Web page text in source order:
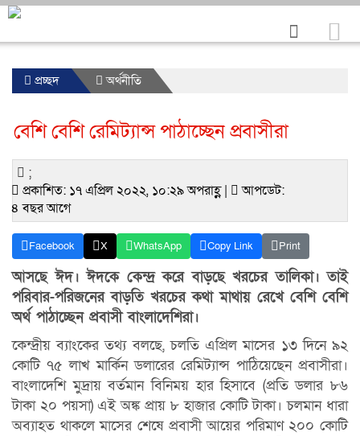
প্রচ্ছদ অর্থনীতি
বে‌শি বে‌শি রে‌মিট্যান্স পাঠাচ্ছেন প্রবাসীরা
;
প্রকাশিত: ১৭ এপ্রিল ২০২২, ১০:২৯ অপরাহ্ণ |
আপডেট:
৪ বছর আগে
Facebook X WhatsApp Copy Link Print
আসছে ঈদ। ঈদকে কেন্দ্র ক‌রে বাড়‌ছে খরচের তালিকা। তাই
পরিবার-পরিজনের বাড়তি খরচের কথা মাথায় রেখে বেশি বেশি
অর্থ পাঠা‌চ্ছেন প্রবাসী বাংলাদেশিরা।
‌কেন্দ্রীয় ব্যাং‌কের তথ্য বল‌ছে, চলতি এ‌প্রিল মাসের ১৩ দিনে ৯২
কো‌টি ৭৫ লাখ মার্কিন ডলারের রেমিট্যান্স পাঠিয়েছেন প্রবাসীরা।
বাংলাদেশি মুদ্রায় বর্তমান বিনিময় হার হিসাবে (প্রতি ডলার ৮৬
টাকা ২০ পয়সা) এই অঙ্ক প্রায় ৮ হাজার কোটি টাকা। চলমান ধারা
অব্যাহত থাকলে মাসের শেষে প্রবাসী আয়ের পরিমাণ ২০০ কোটি